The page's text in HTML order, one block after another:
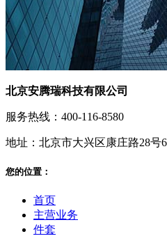
北京安腾瑞科技有限公司
服务热线：400-116-8580
地址：北京市大兴区康庄路28号
您的位置：
首页
主营业务
件套